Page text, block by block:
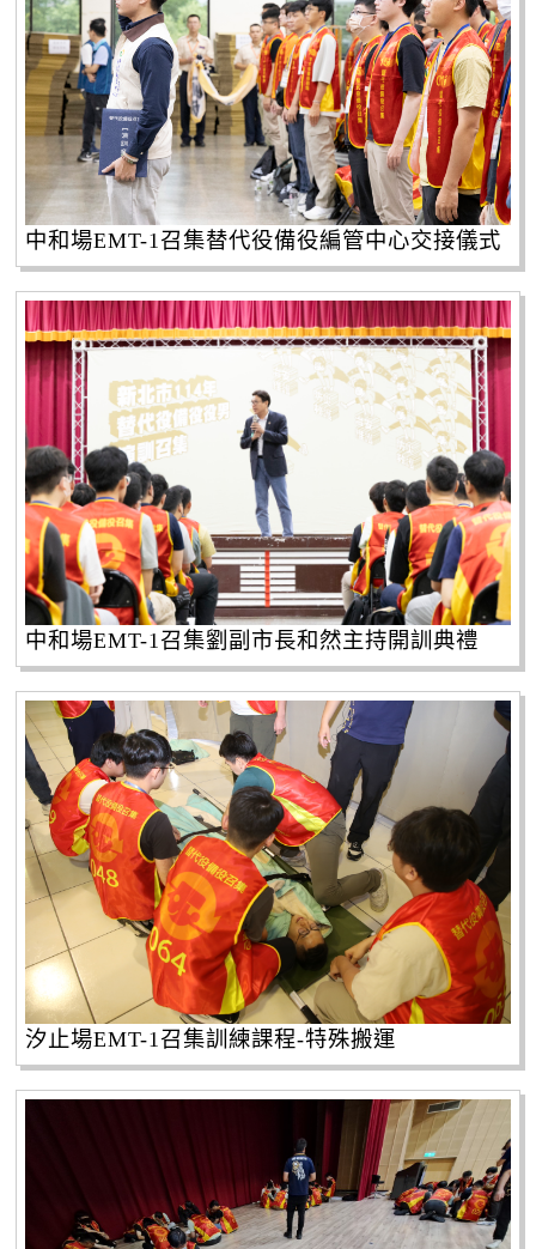
中和場EMT-1召集替代役備役編管中心交接儀式
中和場EMT-1召集劉副市長和然主持開訓典禮
汐止場EMT-1召集訓練課程-特殊搬運